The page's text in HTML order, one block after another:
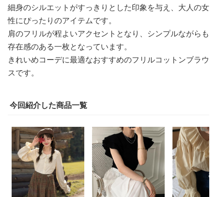
細身のシルエットがすっきりとした印象を与え、大人の女
性にぴったりのアイテムです。
肩のフリルが程よいアクセントとなり、シンプルながらも
存在感のある一枚となっています。
きれいめコーデに最適なおすすめのフリルコットンブラウ
スです。
今回紹介した商品一覧